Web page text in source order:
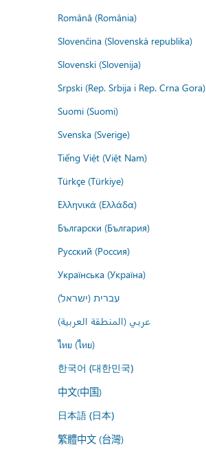
Română (România)
Slovenčina (Slovenská republika)
Slovenski (Slovenija)
Srpski (Rep. Srbija i Rep. Crna Gora)
Suomi (Suomi)
Svenska (Sverige)
Tiếng Việt (Việt Nam)
Türkçe (Türkiye)
Ελληνικά (Ελλάδα)
Български (България)
Русский (Россия)
Українська (Україна)
עברית (ישראל)
عربي (المنطقة العربية)
ไทย (ไทย)
한국어 (대한민국)
中文(中国)
日本語 (日本)
繁體中文 (台灣)